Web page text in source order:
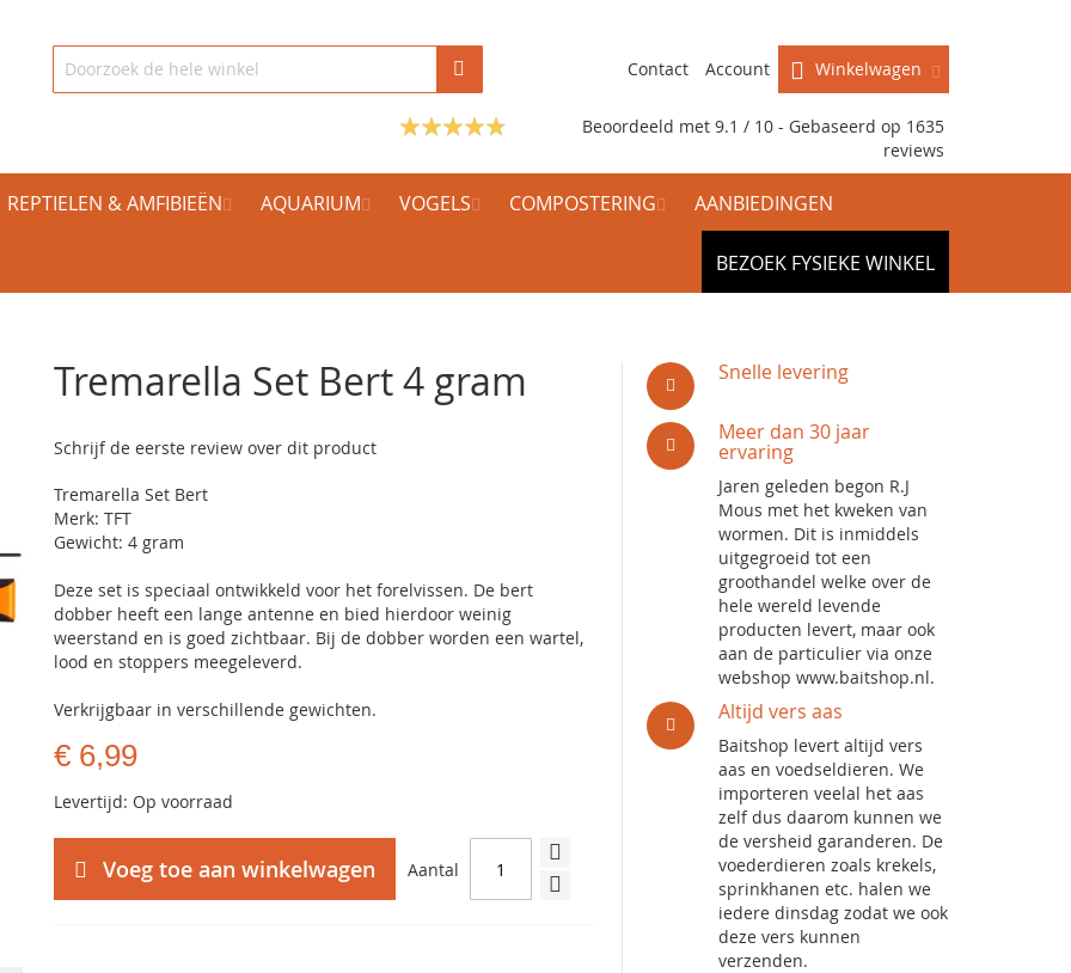
Winkelwagen
Contact Account
Beoordeeld met 9.1 / 10 - Gebaseerd op 1635
reviews
REPTIELEN & AMFIBIEËN AQUARIUM VOGELS COMPOSTERING AANBIEDINGEN
BEZOEK FYSIEKE WINKEL
Tremarella Set Bert 4 gram
Schrijf de eerste review over dit product
Tremarella Set Bert
Merk: TFT
Gewicht: 4 gram
Deze set is speciaal ontwikkeld voor het forelvissen. De bert
dobber heeft een lange antenne en bied hierdoor weinig
weerstand en is goed zichtbaar. Bij de dobber worden een wartel,
lood en stoppers meegeleverd.
Verkrijgbaar in verschillende gewichten.
€ 6,99
Levertijd: Op voorraad
Aantal
Voeg toe aan winkelwagen
Snelle levering
Meer dan 30 jaar
ervaring
Jaren geleden begon R.J
Mous met het kweken van
wormen. Dit is inmiddels
uitgegroeid tot een
groothandel welke over de
hele wereld levende
producten levert, maar ook
aan de particulier via onze
webshop www.baitshop.nl.
Altijd vers aas
Baitshop levert altijd vers
aas en voedseldieren. We
importeren veelal het aas
zelf dus daarom kunnen we
de versheid garanderen. De
voederdieren zoals krekels,
sprinkhanen etc. halen we
iedere dinsdag zodat we ook
deze vers kunnen
verzenden.